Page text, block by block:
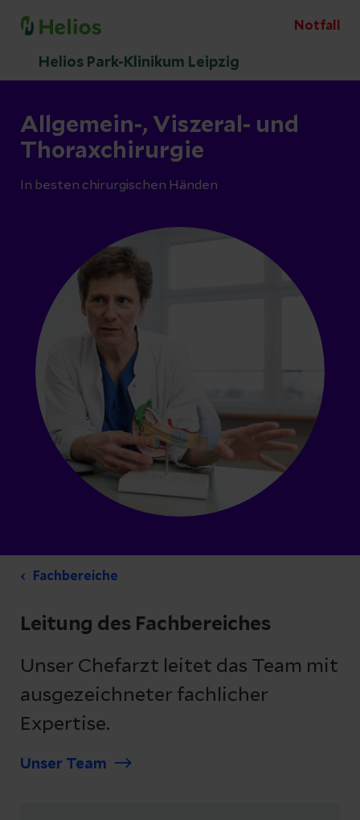
Notfall
Helios Park-Klinikum Leipzig
Allgemein-, Viszeral- und
Thoraxchirurgie
In besten chirurgischen Händen
Fachbereiche
Leitung des Fachbereiches
Unser Chefarzt leitet das Team mit
ausgezeichneter fachlicher
Expertise.
Unser Team